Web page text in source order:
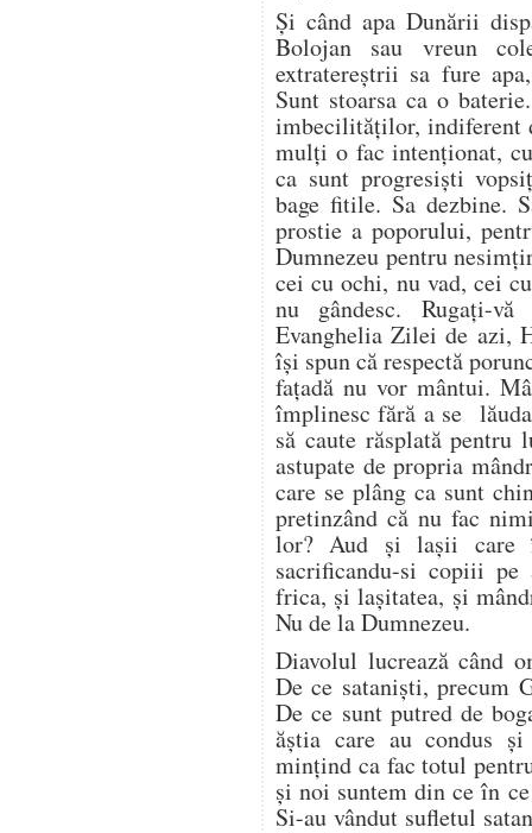
Și când apa Dunării
Bolojan sau vreun
extratereștrii sa fure
Sunt stoarsa ca o
imbecilităților, indiferent
mulți o fac intenționat,
ca sunt progresiști
bage fitile. Sa dezbine.
prostie a poporului,
Dumnezeu pentru
cei cu ochi, nu vad, cei
nu gândesc. Rugați-
Evanghelia Zilei de azi,
își spun că respectă
fațadă nu vor mântui.
împlinesc fără a se
să caute răsplată
astupate de propria
care se plâng ca sunt
pretinzând că nu fac
lor? Aud și lașii care
sacrificandu-si copiii
frica, și lașitatea, și
Nu de la Dumnezeu.
Diavolul lucrează când
De ce sataniști, precum
De ce sunt putred de
ăștia care au condus
mințind ca fac totul
și noi suntem din ce în
Si-au vândut sufletul